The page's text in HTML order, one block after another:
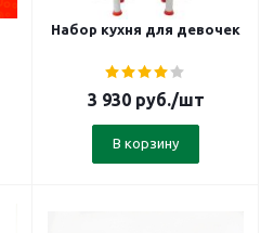
Набор кухня для девочек
3 930руб./шт
В корзину